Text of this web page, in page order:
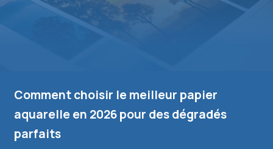
Comment choisir le meilleur papier
aquarelle en 2026 pour des dégradés
parfaits